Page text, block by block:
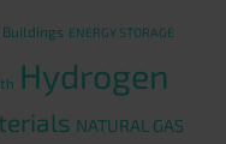
Buildings ENERGY STORAGE
Hydrogen
NATURAL GAS